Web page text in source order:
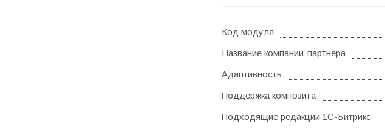
Код модуля
Название компании-партнера
Адаптивность
Поддержка композита
Подходящие редакции 1С-Битрикс